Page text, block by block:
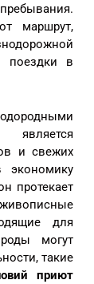
маршрут,
поездки в
является
и свежих
экономику
протекает
для
могут
такие
приют